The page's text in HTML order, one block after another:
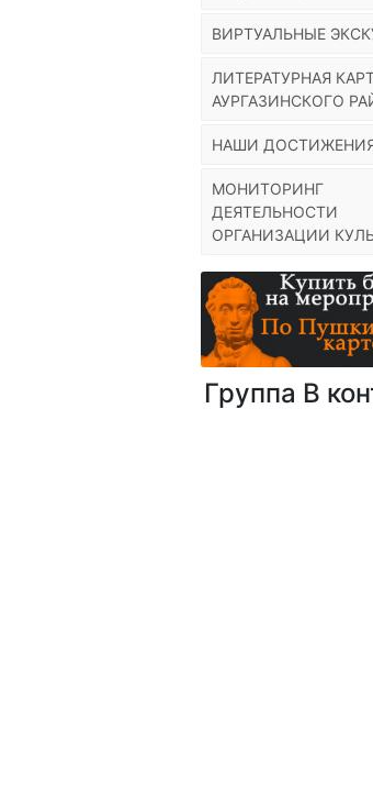
ВИРТУАЛЬНЫЕ
ЛИТЕРАТУРНАЯ
АУРГАЗИНСКОГО
НАШИ
МОНИТОРИНГ
ДЕЯТЕЛЬНОСТИ
ОРГАНИЗАЦИИ
Группа В